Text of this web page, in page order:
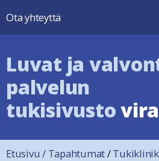
Ota yhteyttä
Luvat ja
palvelun
tukisivusto
Etusivu / Tapahtumat/